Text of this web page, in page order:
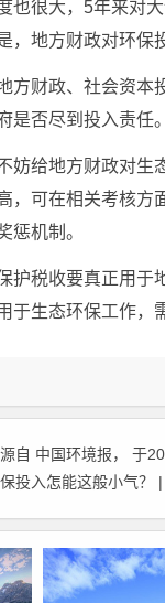
也很大，5年来对
，地方财政对环保
方财政、社会资本
是否尽到投入责任。
妨给地方财政对生
，可在相关考核
惩机制。
护税收要真正用于
于生态环保工作，
自 中国环境报， 于
投入怎能这般小气？